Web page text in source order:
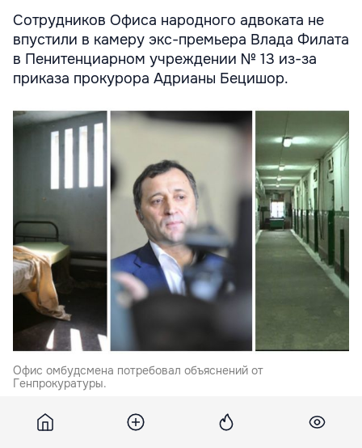
Сотрудников Офиса народного адвоката не
впустили в камеру экс-премьера Влада Филата
в Пенитенциарном учреждении № 13 из-за
приказа прокурора Адрианы Бецишор.
Офис омбудсмена потребовал объяснений от
Генпрокуратуры.
Офис омбудсмена потребовал объяснений от